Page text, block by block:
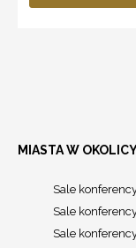
MIASTA W
Sale
Sale
Sale